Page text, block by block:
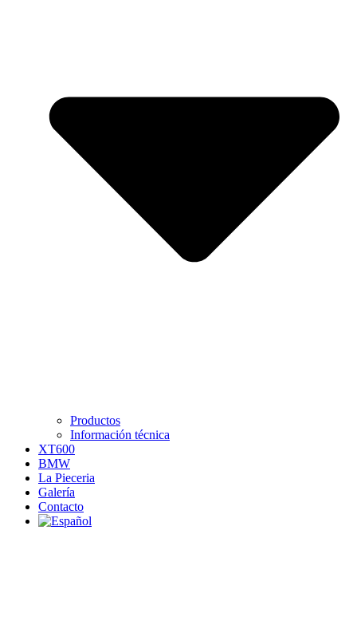
Productos
Información técnica
XT600
BMW
La Pieceria
Galería
Contacto